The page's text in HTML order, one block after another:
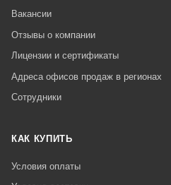
Вакансии
Отзывы о компании
Лицензии и сертификаты
Адреса офисов продаж в регионах
Сотрудники
КАК КУПИТЬ
Условия оплаты